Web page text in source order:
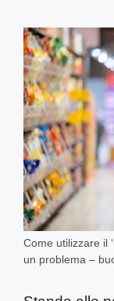
Come utilizzare il
un problema –